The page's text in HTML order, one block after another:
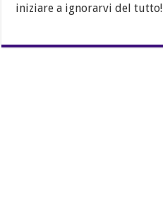
iniziare a ignorarvi del tutto!